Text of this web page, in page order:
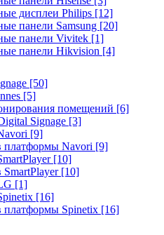
дисплеи Philips [12]
панели Samsung [20]
панели Vivitek [1]
панели Hikvision [4]
[50]
[5]
помещений [6]
Signage [3]
[9]
платформы Navori [9]
[10]
SmartPlayer [10]
[1]
[16]
платформы Spinetix [16]